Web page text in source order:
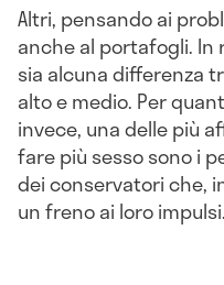
Altri, pensando ai
anche al portafogli. In
sia alcuna differenza
alto e medio. Per
invece, una delle più
fare più sesso sono i
dei conservatori che,
un freno ai loro impulsi.